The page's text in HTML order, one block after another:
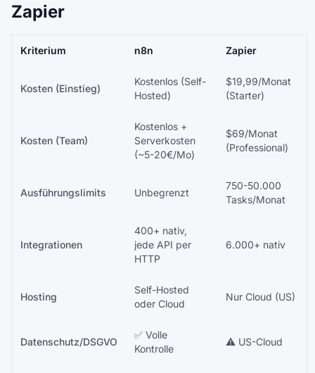
Zapier
Kriterium n8n Zapier
Kosten (Einstieg)
Kostenlos (Self-
Hosted)
$19,99/Monat
(Starter)
Kosten (Team)
Kostenlos +
Serverkosten
(~5-20€/Mo)
$69/Monat
(Professional)
Ausführungslimits Unbegrenzt
750-50.000
Tasks/Monat
Integrationen
400+ nativ,
jede API per
HTTP
6.000+ nativ
Hosting
Self-Hosted
oder Cloud
Nur Cloud (US)
Datenschutz/DSGVO
✅ Volle
Kontrolle
⚠️ US-Cloud